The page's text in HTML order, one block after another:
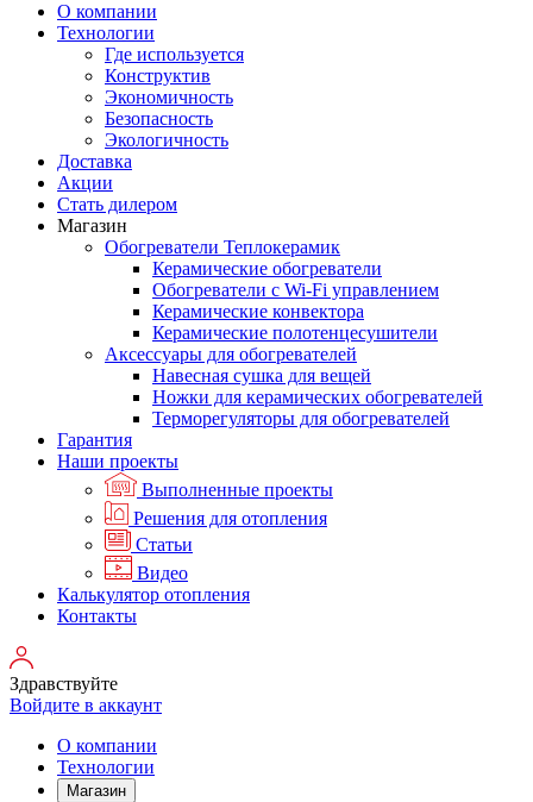
О компании
Технологии
Где используется
Конструктив
Экономичность
Безопасность
Экологичность
Доставка
Акции
Стать дилером
Магазин
Обогреватели Теплокерамик
Керамические обогреватели
Обогреватели с Wi-Fi управлением
Керамические конвектора
Керамические полотенцесушители
Аксессуары для обогревателей
Навесная сушка для вещей
Ножки для керамических обогревателей
Терморегуляторы для обогревателей
Гарантия
Наши проекты
Выполненные проекты
Решения для отопления
Статьи
Видео
Калькулятор отопления
Контакты
Здравствуйте
Войдите в аккаунт
О компании
Технологии
Магазин